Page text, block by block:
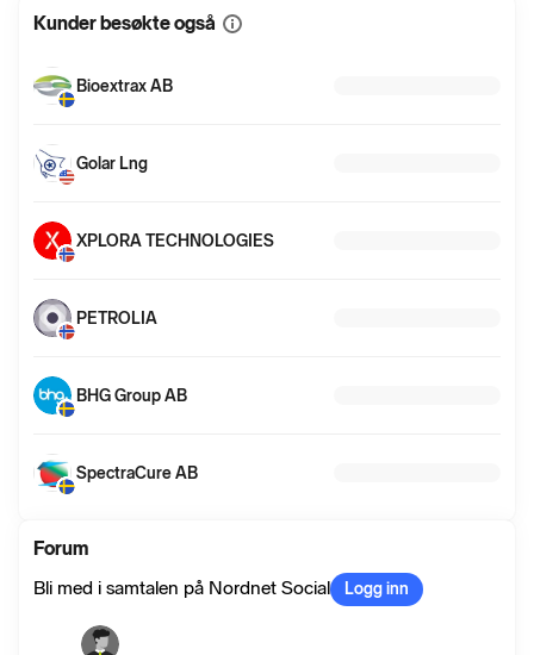
Kunder besøkte også Vis
Bioextrax AB
Golar Lng
XPLORA TECHNOLOGIES
PETROLIA
BHG Group AB
SpectraCure AB
Forum
Bli med i samtalen på Nordnet Social
Logg inn